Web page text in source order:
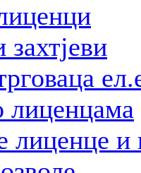
лиценцама
лиценце и